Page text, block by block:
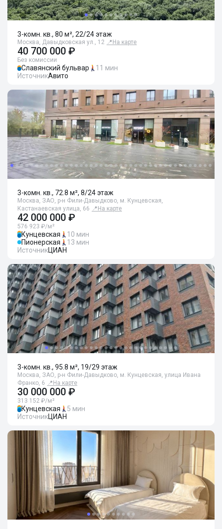
3-комн. кв., 80 м², 22/24 этаж
Москва, Давыдковская ул., 12 📍 На карте
40 700 000 ₽
Без комиссии
Славянский бульвар
11 мин
ИсточникАвито
3-комн. кв., 72.8 м², 8/24 этаж
Москва, ЗАО, р-н Фили-Давыдково, м. Кунцевская,
Кастанаевская улица, 66 📍 На карте
42 000 000 ₽
576 923 ₽/м²
Кунцевская
10 мин
Пионерская
13 мин
ИсточникЦИАН
3-комн. кв., 95.8 м², 19/29 этаж
Москва, ЗАО, р-н Фили-Давыдково, м. Кунцевская, улица Ивана
Франко, 6 📍 На карте
30 000 000 ₽
313 152 ₽/м²
Кунцевская
5 мин
ИсточникЦИАН